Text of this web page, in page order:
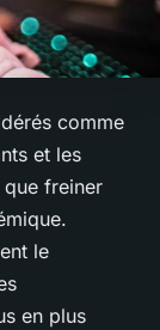
comme
et les
freiner
le
en plus